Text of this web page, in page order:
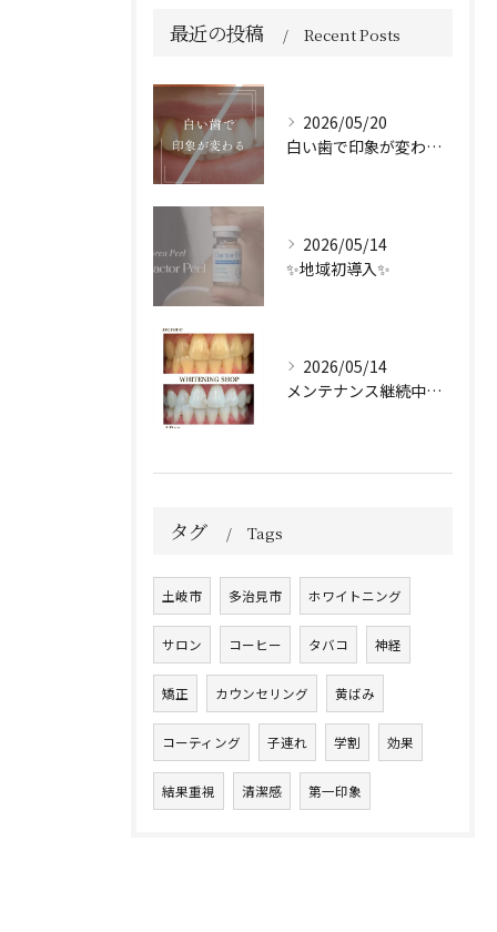
最近の投稿 Recent Posts
2026/05/20
白い歯で印象が変わる🦷✨️
2026/05/14
✨地域初導入✨
2026/05/14
メンテナンス継続中のお客様🤍
タグ Tags
土岐市 多治見市 ホワイトニング
サロン コーヒー タバコ 神経
矯正 カウンセリング 黄ばみ
コーティング 子連れ 学割 効果
結果重視 清潔感 第一印象